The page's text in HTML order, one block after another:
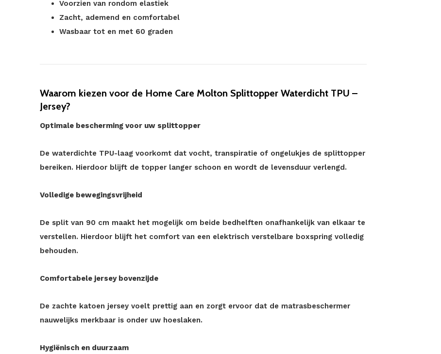
Voorzien van rondom elastiek
Zacht, ademend en comfortabel
Wasbaar tot en met 60 graden
Waarom kiezen voor de Home Care Molton Splittopper Waterdicht TPU –
Jersey?
Optimale bescherming voor uw splittopper
De waterdichte TPU-laag voorkomt dat vocht, transpiratie of ongelukjes de splittopper
bereiken. Hierdoor blijft de topper langer schoon en wordt de levensduur verlengd.
Volledige bewegingsvrijheid
De split van 90 cm maakt het mogelijk om beide bedhelften onafhankelijk van elkaar te
verstellen. Hierdoor blijft het comfort van een elektrisch verstelbare boxspring volledig
behouden.
Comfortabele jersey bovenzijde
De zachte katoen jersey voelt prettig aan en zorgt ervoor dat de matrasbeschermer
nauwelijks merkbaar is onder uw hoeslaken.
Hygiënisch en duurzaam